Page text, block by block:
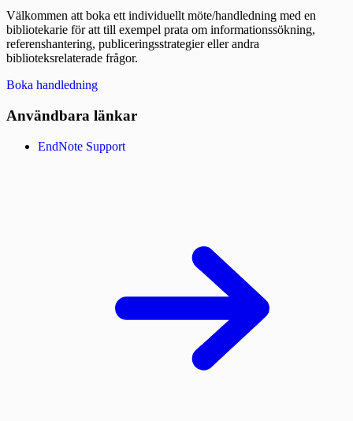
Välkommen att boka ett individuellt möte/handledning med en
bibliotekarie för att till exempel prata om informationssökning,
referenshantering, publiceringsstrategier eller andra
biblioteksrelaterade frågor.
Boka handledning
Användbara länkar
EndNote Support